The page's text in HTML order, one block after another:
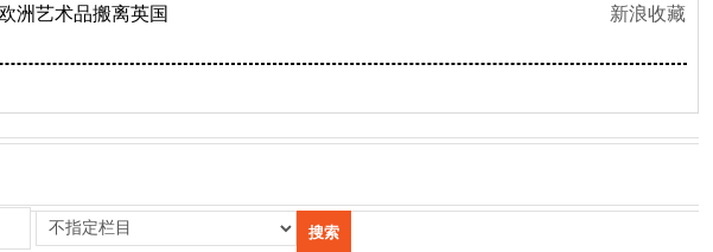
洲艺术品搬离英国 新浪收藏